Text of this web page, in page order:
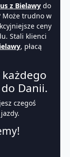
z Bielawy do
Może trudno w
ceny
Stali klienci
, płacą
Danii.
czegoś
jazdy.